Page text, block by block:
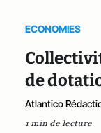
ECONOMIES
de
Atlantico
1 min de lecture